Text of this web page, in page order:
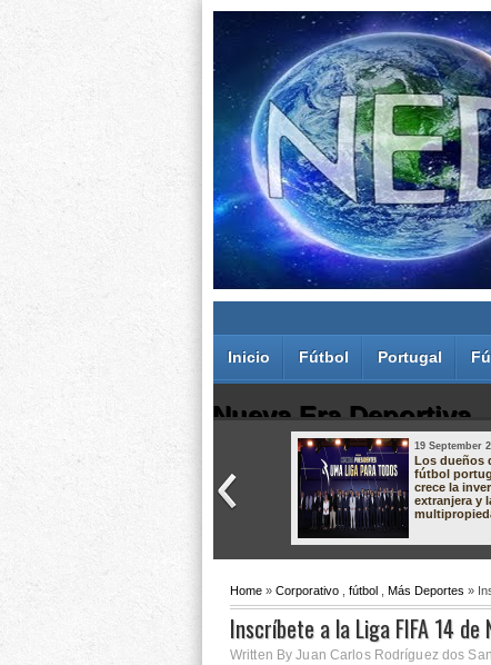
Inicio Fútbol Portugal
Nueva Era Deportiva
Juan Carlos Rodríguez dos Santos
19 September
Los dueños
fútbol
crece la
extranjera y
Home » Corporativo fútbol Más Deportes »
Inscríbete a la Liga FIFA 14 de
Written By Juan Carlos Rodríguez dos